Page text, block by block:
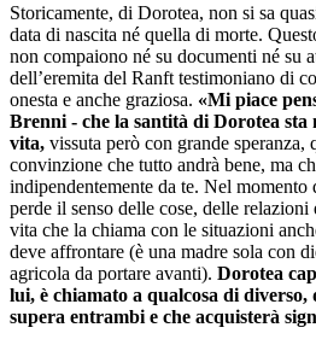
Storicamente, di Dorotea, non si sa
data di nascita né quella di morte.
non compaiono né su documenti né
dell’eremita del Ranft testimoniano di
onesta e anche graziosa. «Mi piace
Brenni - che la santità di Dorotea sta
vita, vissuta però con grande speranza,
convinzione che tutto andrà bene, ma
indipendentemente da te. Nel
perde il senso delle cose, delle relazioni
vita che la chiama con le situazioni
deve affrontare (è una madre sola con
agricola da portare avanti). Dorotea
lui, è chiamato a qualcosa di diverso,
supera entrambi e che acquisterà